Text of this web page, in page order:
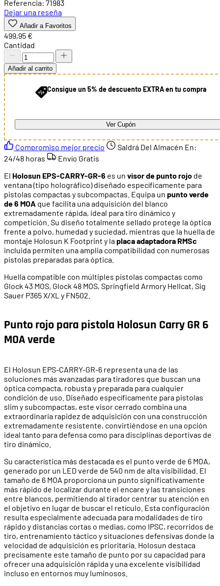
Referencia: 71983
Dejar una reseña
Añadir a Favoritos
499,95 €
Cantidad
Añadir al carrito
Consigue un 5% de descuento EXTRA en tu compra
Ver Cupón
Compromiso mejor precio
Saldrá Del Almacén En:
24/48 horas
Envío Gratis
El Holosun EPS-CARRY-GR-6 es un visor de punto rojo de
ventana (tipo holográfico) diseñado específicamente para
pistolas compactas y subcompactas. Equipa un punto verde
de 6 MOA que facilita una adquisición del blanco
extremadamente rápida, ideal para tiro dinámico y
competición. Su diseño totalmente sellado protege la óptica
frente a polvo, humedad y suciedad, mientras que la huella de
montaje Holosun K Footprint y laplaca adaptadora RMSc
incluida permiten una amplia compatibilidad con numerosas
pistolas preparadas para óptica.
Huella compatible con múltiples pistolas compactas como
Glock 43 MOS, Glock 48 MOS, Springfield Armory Hellcat, Sig
Sauer P365 X/XL y FN502.
Punto rojo para pistola Holosun Carry GR 6
MOA verde
El Holosun EPS-CARRY-GR-6 representa una de las
soluciones más avanzadas para tiradores que buscan una
óptica compacta, robusta y preparada para cualquier
condición de uso. Diseñado específicamente para pistolas
slim y subcompactas, este visor cerrado combina una
extraordinaria rapidez de adquisición con una construcción
extremadamente resistente, convirtiéndose en una opción
ideal tanto para defensa como para disciplinas deportivas de
tiro dinámico.
Su característica más destacada es el punto verde de 6 MOA,
generado por un LED verde de 540 nm de alta visibilidad. El
tamaño de 6 MOA proporciona un punto significativamente
más rápido de localizar durante el encare y las transiciones
entre blancos, permitiendo al tirador centrar su atención en
el objetivo en lugar de buscar el retículo. Esta configuración
resulta especialmente adecuada para modalidades de tiro
rápido y distancias cortas o medias, como IPSC, recorridos de
tiro, entrenamiento táctico y situaciones defensivas donde la
velocidad de adquisición es prioritaria. Holosun destaca
precisamente este tamaño de punto por su capacidad para
ofrecer una adquisición rápida y una excelente visibilidad
incluso en entornos muy luminosos.